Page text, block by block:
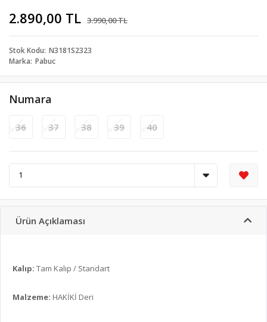
2.890,00 TL 3.990,00 TL
Stok Kodu N3181S2323
Marka Pabuc
Numara
36 37 38 39 40
Ürün Açıklaması
Kalıp: Tam Kalıp / Standart
Malzeme: HAKİKİ Deri